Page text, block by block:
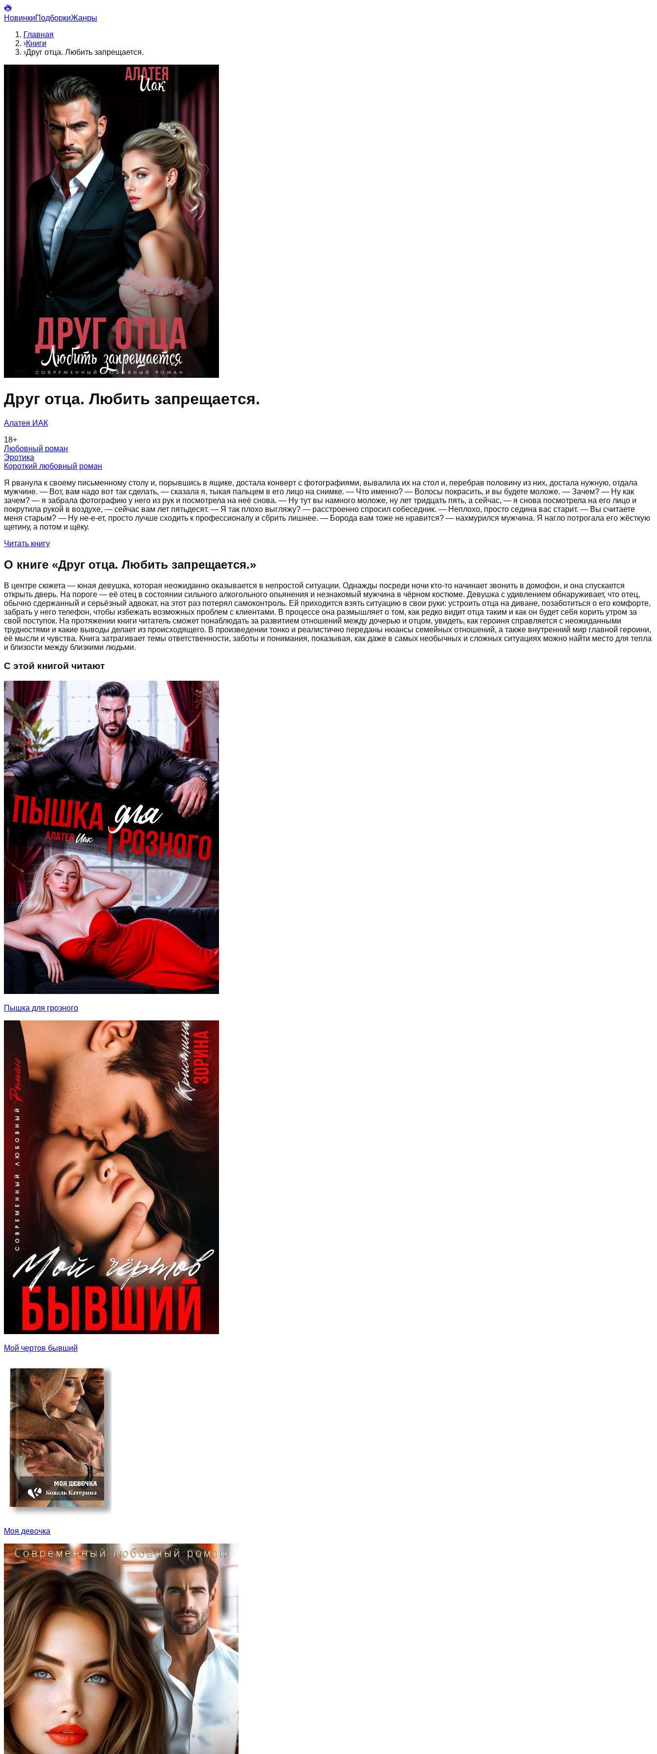
НовинкиПодборкиЖанры
Главная
›Книги
›Друг отца. Любить запрещается.
Друг отца. Любить запрещается.
Алатея ИАК
18+
Любовный роман
Эротика
Короткий любовный роман
Я рванула к своему письменному столу и, порывшись в ящике, достала конверт с фотографиями, вывалила их на стол и, перебрав половину из них, достала нужную, отдала
мужчине. — Вот, вам надо вот так сделать, — сказала я, тыкая пальцем в его лицо на снимке. — Что именно? — Волосы покрасить, и вы будете моложе. — Зачем? — Ну как
зачем? — я забрала фотографию у него из рук и посмотрела на неё снова. — Ну тут вы намного моложе, ну лет тридцать пять, а сейчас, — я снова посмотрела на его лицо и
покрутила рукой в воздухе, — сейчас вам лет пятьдесят. — Я так плохо выгляжу? — расстроенно спросил собеседник. — Неплохо, просто седина вас старит. — Вы считаете
меня старым? — Ну не-е-ет, просто лучше сходить к профессионалу и сбрить лишнее. — Борода вам тоже не нравится? — нахмурился мужчина. Я нагло потрогала его жёсткую
щетину, а потом и щёку.
Читать книгу
О книге «Друг отца. Любить запрещается.»
В центре сюжета — юная девушка, которая неожиданно оказывается в непростой ситуации. Однажды посреди ночи кто-то начинает звонить в домофон, и она спускается
открыть дверь. На пороге — её отец в состоянии сильного алкогольного опьянения и незнакомый мужчина в чёрном костюме. Девушка с удивлением обнаруживает, что отец,
обычно сдержанный и серьёзный адвокат, на этот раз потерял самоконтроль. Ей приходится взять ситуацию в свои руки: устроить отца на диване, позаботиться о его комфорте,
забрать у него телефон, чтобы избежать возможных проблем с клиентами. В процессе она размышляет о том, как редко видит отца таким и как он будет себя корить утром за
свой поступок. На протяжении книги читатель сможет понаблюдать за развитием отношений между дочерью и отцом, увидеть, как героиня справляется с неожиданными
трудностями и какие выводы делает из происходящего. В произведении тонко и реалистично переданы нюансы семейных отношений, а также внутренний мир главной героини,
её мысли и чувства. Книга затрагивает темы ответственности, заботы и понимания, показывая, как даже в самых необычных и сложных ситуациях можно найти место для тепла
и близости между близкими людьми.
С этой книгой читают
Пышка для грозного
Мой чертов бывший
Моя девочка